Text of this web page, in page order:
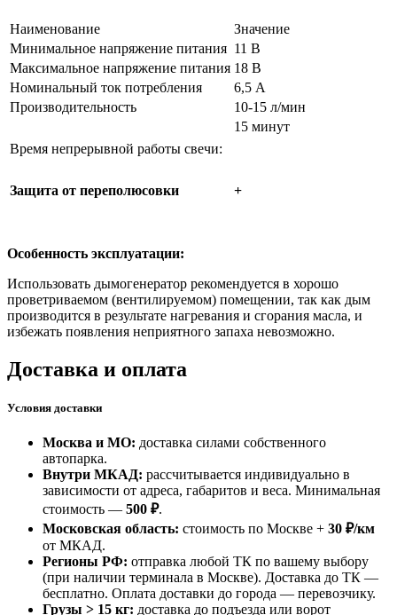
Наименование
Значение
Минимальное напряжение питания 11 В
Максимальное напряжение питания 18 В
Номинальный ток потребления
6,5 А
Производительность
10-15 л/мин
Время непрерывной работы свечи:
15 минут
Защита от переполюсовки +
Особенность эксплуатации:
Использовать дымогенератор рекомендуется в хорошо
проветриваемом (вентилируемом) помещении, так как дым
производится в результате нагревания и сгорания масла, и
избежать появления неприятного запаха невозможно.
Доставка и оплата
Условия доставки
Москва и МО: доставка силами собственного
автопарка.
Внутри МКАД: рассчитывается индивидуально в
зависимости от адреса, габаритов и веса. Минимальная
стоимость — 500 ₽.
Московская область: стоимость по Москве + 30 ₽/км
от МКАД.
Регионы РФ: отправка любой ТК по вашему выбору
(при наличии терминала в Москве). Доставка до ТК —
бесплатно. Оплата доставки до города — перевозчику.
Грузы > 15 кг: доставка до подъезда или ворот